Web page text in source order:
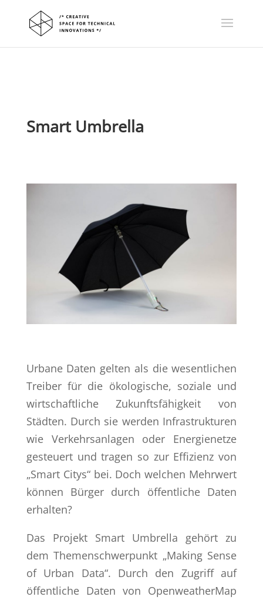
Smart Umbrella
Urbane Daten gelten als die wesentlichen
Treiber für die ökologische, soziale und
wirtschaftliche Zukunftsfähigkeit von
Städten. Durch sie werden Infrastrukturen
wie Verkehrsanlagen oder Energienetze
gesteuert und tragen so zur Effizienz von
„Smart Citys“ bei. Doch welchen Mehrwert
können Bürger durch öffentliche Daten
erhalten?
Das Projekt Smart Umbrella gehört zu
dem Themenschwerpunkt „Making Sense
of Urban Data“. Durch den Zugriff auf
öffentliche Daten von OpenweatherMap